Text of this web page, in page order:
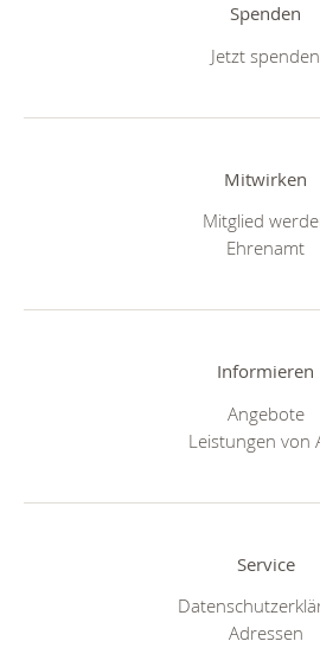
Spenden
Jetzt spenden
Mitwirken
Mitglied
Ehrenamt
Informieren
Angebote
Leistungen von
Service
Adressen